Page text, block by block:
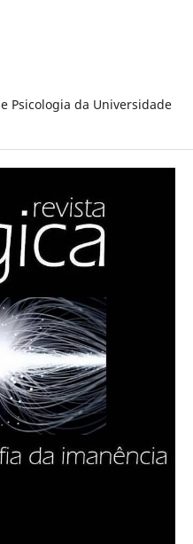
Psicologia da Universidade